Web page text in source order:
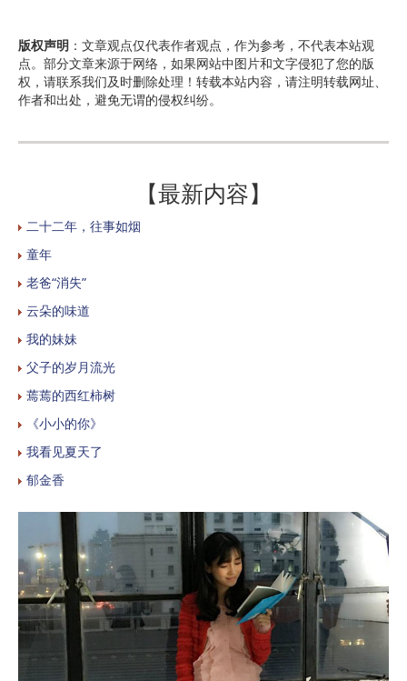
版权声明 ：文章观点仅代表作者观点，作为参考，不代表本站观
点。部分文章来源于网络，如果网站中图片和文字侵犯了您的版
权，请联系我们及时删除处理！转载本站内容，请注明转载网址、
作者和出处，避免无谓的侵权纠纷。
【最新内容】
二十二年，往事如烟
童年
老爸“消失”
云朵的味道
我的妹妹
父子的岁月流光
蔫蔫的西红柿树
《小小的你》
我看见夏天了
郁金香